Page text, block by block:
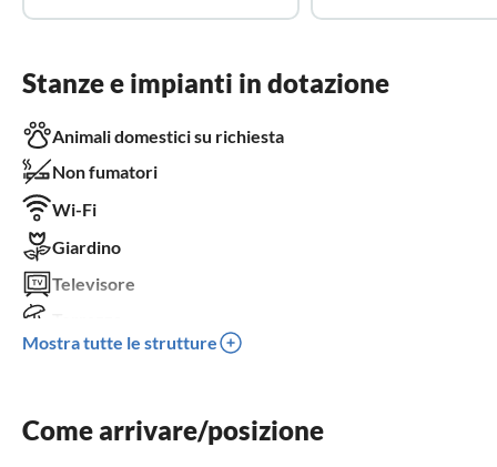
Stanze e impianti in dotazione
Animali domestici su richiesta
Non fumatori
Wi-Fi
Giardino
Televisore
Lavastoviglie
Caminetto
Mostra tutte le strutture
Come arrivare/posizione